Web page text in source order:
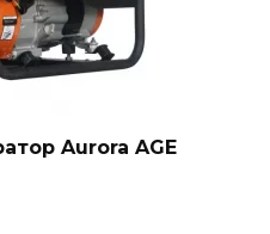
Aurora AGE